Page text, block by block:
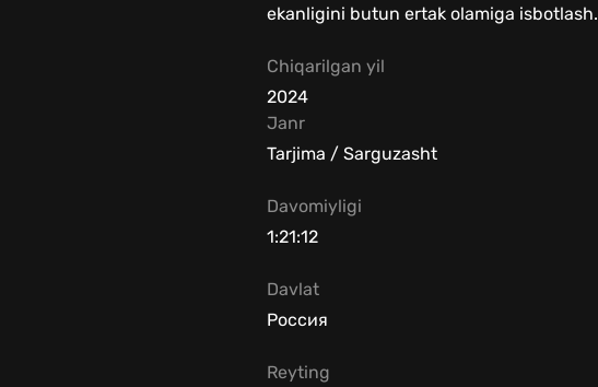
ekanligini butun ertak olamiga isbotlash.
Chiqarilgan yil
2024
Janr
Tarjima / Sarguzasht
Davomiyligi
1:21:12
Davlat
Россия
Reyting